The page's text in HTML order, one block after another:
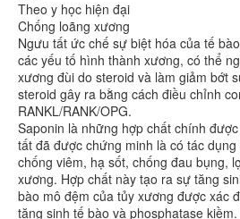
Theo y học hiện đại
Chống loãng xương
Ngưu tất ức chế sự biệt hóa của tế
các yếu tố hình thành xương, có thể
xương đùi do steroid và làm giảm bớt
steroid gây ra bằng cách điều chỉnh
RANKL/RANK/OPG.
Saponin là những hợp chất chính
tất đã được chứng minh là có tác
chống viêm, hạ sốt, chống đau bụng,
xương. Hợp chất này tạo ra sự tăng
bào mô đệm của tủy xương được xác
tăng sinh tế bào và phosphatase